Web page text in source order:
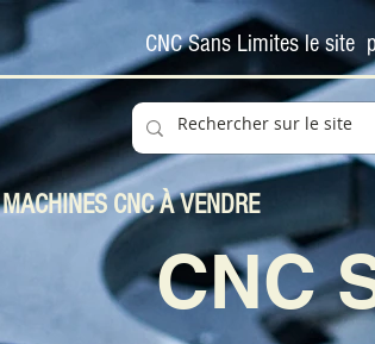
CNC Sans Limites le site
MACHINES CNC À VENDRE
CNC